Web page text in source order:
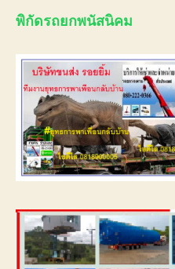
พิกัดรถยกพนัสนิคม